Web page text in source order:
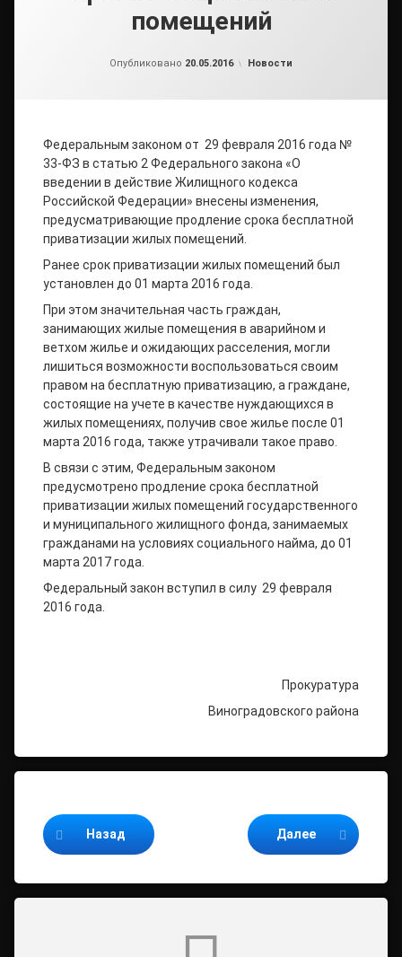
помещений
Опубликовано 20.05.2016 Рубрики:
Новости
Федеральным законом от 29 февраля 2016 года №
33-ФЗ в статью 2 Федерального закона «О
введении в действие Жилищного кодекса
Российской Федерации» внесены изменения,
предусматривающие продление срока бесплатной
приватизации жилых помещений.
Ранее срок приватизации жилых помещений был
установлен до 01 марта 2016 года.
При этом значительная часть граждан,
занимающих жилые помещения в аварийном и
ветхом жилье и ожидающих расселения, могли
лишиться возможности воспользоваться своим
правом на бесплатную приватизацию, а граждане,
состоящие на учете в качестве нуждающихся в
жилых помещениях, получив свое жилье после 01
марта 2016 года, также утрачивали такое право.
В связи с этим, Федеральным законом
предусмотрено продление срока бесплатной
приватизации жилых помещений государственного
и муниципального жилищного фонда, занимаемых
гражданами на условиях социального найма, до 01
марта 2017 года.
Федеральный закон вступил в силу 29 февраля
2016 года.
Прокуратура
Виноградовского района
Назад Далее